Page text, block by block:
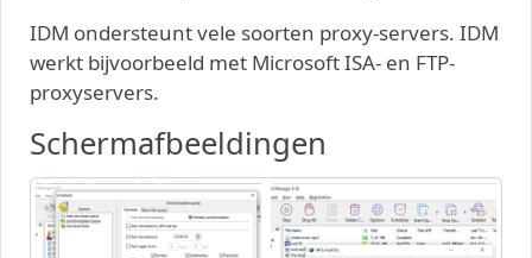
IDM ondersteunt vele soorten proxy-servers. IDM
werkt bijvoorbeeld met Microsoft ISA- en FTP-
proxyservers.
Schermafbeeldingen